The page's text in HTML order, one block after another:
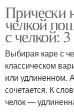
Прически
челкой
с челкой:
Выбирая каре с
классическом
или удлиненном.
сочетается. К
челок —